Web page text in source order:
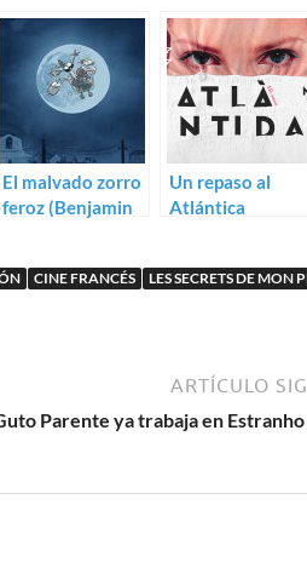
El malvado zorro
feroz (Benjamin
Un repaso al
Atlántica
CINE FRANCÉS
LES SECRETS DE MON
ARTÍCULO
Parente ya trabaja en